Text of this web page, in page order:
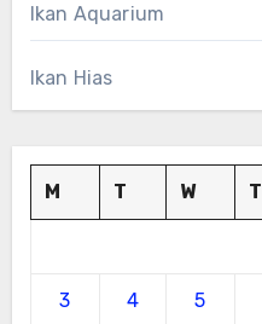
Ikan Aquarium
Ikan Hias
M T W T
3 4 5